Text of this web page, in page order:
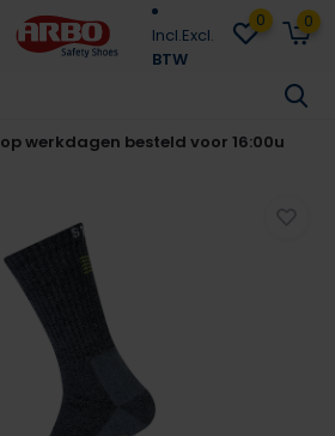
Incl.Excl.
BTW
0 0
op werkdagen besteld voor 16:00u